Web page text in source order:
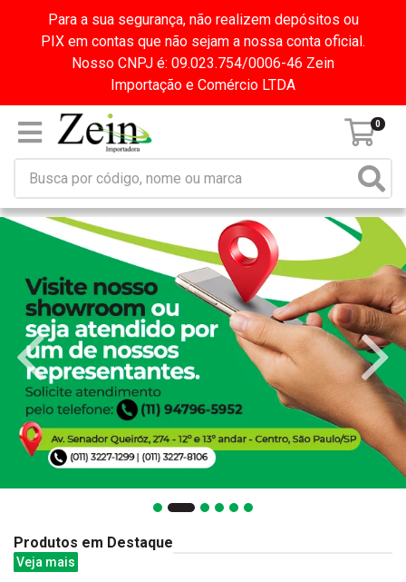
Para a sua segurança, não realizem depósitos ou
PIX em contas que não sejam a nossa conta oficial.
Nosso CNPJ é: 09.023.754/0006-46 Zein
Importação e Comércio LTDA
0
Produtos em Destaque
Veja mais